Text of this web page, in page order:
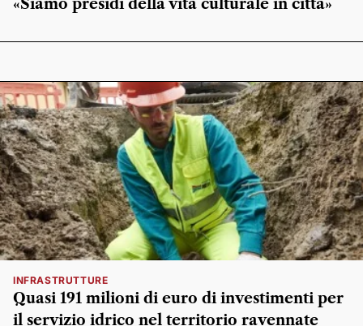
«Siamo presidi della vita culturale in città»
INFRASTRUTTURE
Quasi 191 milioni di euro di investimenti per
il servizio idrico nel territorio ravennate